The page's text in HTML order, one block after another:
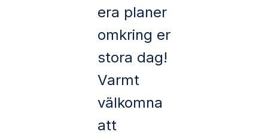
era planer
omkring er
stora dag!
Varmt
välkomna
att